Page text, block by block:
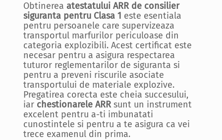
Obtinerea atestatului ARR de consilier
siguranta pentru Clasa 1 este esentiala
pentru persoanele care supervizeaza
transportul marfurilor periculoase din
categoria explozibili. Acest certificat este
necesar pentru a asigura respectarea
tuturor reglementarilor de siguranta si
pentru a preveni riscurile asociate
transportului de materiale explozive.
Pregatirea corecta este cheia succesului,
iar chestionarele ARRsunt un instrument
excelent pentru a-ti imbunatati
cunostintele si pentru a te asigura ca vei
trece examenul din prima.